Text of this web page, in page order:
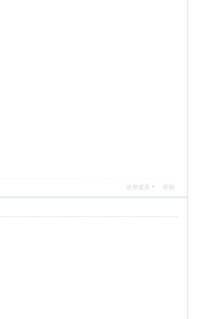
使用道具 举报